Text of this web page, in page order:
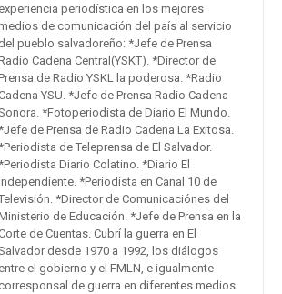
experiencia periodística en los mejores
de comunicación del país al servicio
del pueblo salvadoreño: *Jefe de Prensa
Cadena Central(YSKT). *Director de
de Radio YSKL la poderosa. *Radio
YSU. *Jefe de Prensa Radio Cadena
*Fotoperiodista de Diario El Mundo.
*Jefe de Prensa de Radio Cadena La Exitosa.
*Periodista de Teleprensa de El Salvador.
*Periodista Diario Colatino. *Diario El
*Periodista en Canal 10 de
*Director de Comunicaciónes del
de Educación. *Jefe de Prensa en la
de Cuentas. Cubrí la guerra en El
desde 1970 a 1992, los diálogos
entre el gobierno y el FMLN, e igualmente
de guerra en diferentes medios